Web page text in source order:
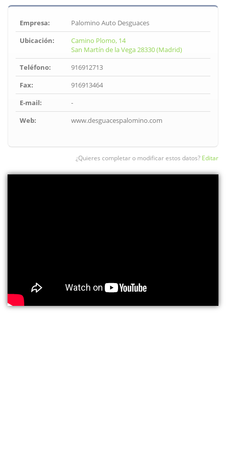
Empresa:
Palomino Auto Desguaces
Ubicación:
Camino Plomo, 14
San Martín de la Vega 28330 (Madrid)
Teléfono:
916912713
Fax:
916913464
E-mail:
-
Web:
www.desguacespalomino.com
¿Quieres completar o modificar estos datos? Editar